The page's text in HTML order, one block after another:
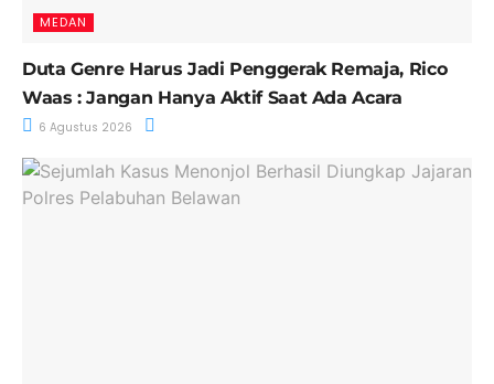
MEDAN
Duta Genre Harus Jadi Penggerak Remaja, Rico
Waas : Jangan Hanya Aktif Saat Ada Acara
6 Agustus 2026